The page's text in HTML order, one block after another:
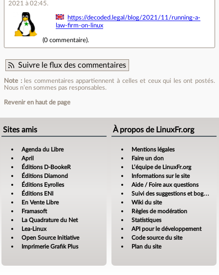
2021 à 02:45.
https://decoded.legal/blog/2021/11/running-a-
law-firm-on-linux
(0 commentaire).
Suivre le flux des commentaires
Note :les commentaires appartiennent à celles et ceux qui les ont postés.
Nous n’en sommes pas responsables.
Revenir en haut de page
Sites amis
Agenda du Libre
April
Éditions D-BookeR
Éditions Diamond
Éditions Eyrolles
Éditions ENI
En Vente Libre
Framasoft
La Quadrature du Net
Lea-Linux
Open Source Initiative
Imprimerie Grafik Plus
À propos de LinuxFr.org
Mentions légales
Faire un don
L’équipe de LinuxFr.org
Informations sur le site
Aide / Foire aux questions
Suivi des suggestions et bogues
Wiki du site
Règles de modération
Statistiques
API pour le développement
Code source du site
Plan du site